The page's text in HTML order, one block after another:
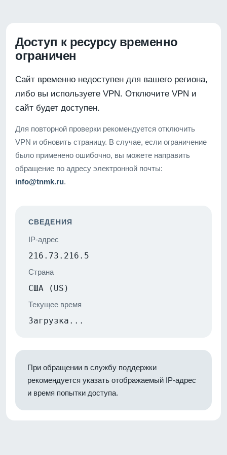
Доступ к ресурсу временно
ограничен
Сайт временно недоступен для вашего региона,
либо вы используете VPN. Отключите VPN и
сайт будет доступен.
Для повторной проверки рекомендуется отключить
VPN и обновить страницу. В случае, если ограничение
было применено ошибочно, вы можете направить
обращение по адресу электронной почты:
info@tnmk.ru.
СВЕДЕНИЯ
IP-адрес
216.73.216.5
Страна
США (US)
Текущее время
Загрузка...
При обращении в службу поддержки
рекомендуется указать отображаемый IP-адрес
и время попытки доступа.